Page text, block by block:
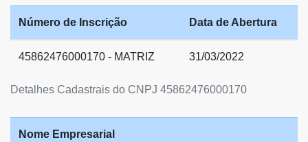
Detalhes Cadastrais do CNPJ 45862476000170
Número de Inscrição Data de Abertura
45862476000170 - MATRIZ 31/03/2022
Nome Empresarial